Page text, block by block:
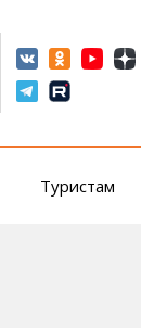
Туристам